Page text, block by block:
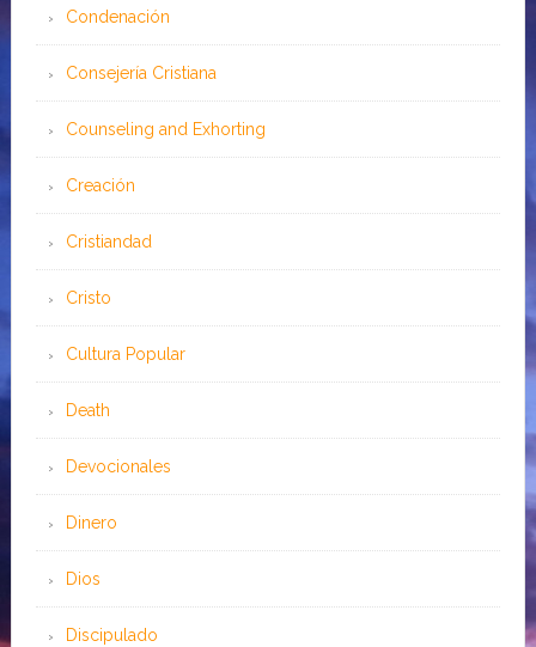
Condenación
Consejería Cristiana
Counseling and Exhorting
Creación
Cristiandad
Cristo
Cultura Popular
Death
Devocionales
Dinero
Dios
Discipulado